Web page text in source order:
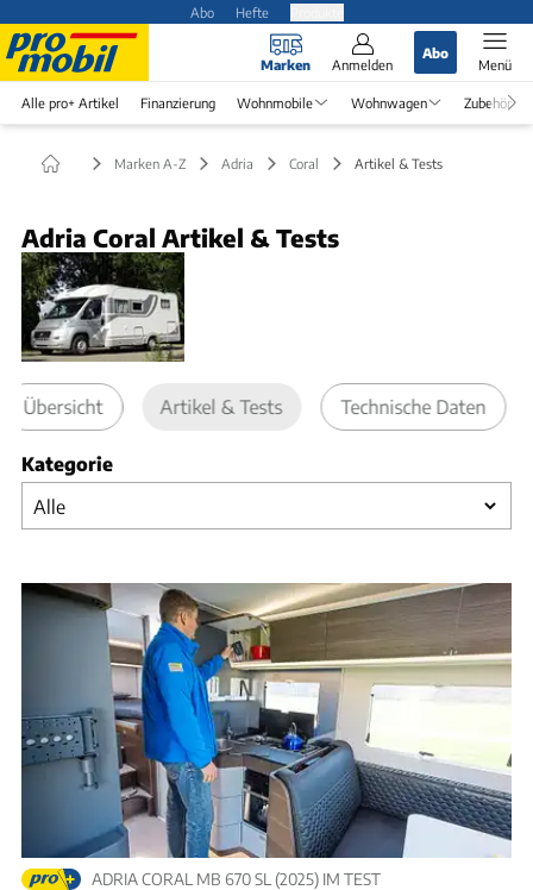
Abo Hefte
Marken Anmelden
Abo
Menü
Alle pro+ Artikel Finanzierung Wohnmobile Wohnwagen Zubehör
Marken A-Z Adria Coral Artikel & Tests
Adria Coral Artikel & Tests
Übersicht Artikel & Tests Technische Daten
Kategorie
ADRIA CORAL MB 670 SL (2025) IM TEST